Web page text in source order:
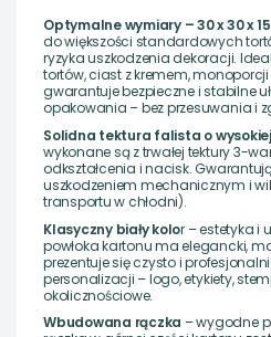
Optymalne wymiary – 30 x 30 x
do większości standardowych
ryzyka uszkodzenia dekoracji.
tortów, ciast z kremem,
gwarantuje bezpieczne i stabilne
opakowania – bez przesuwania i
Solidna tektura falista o
wykonane są z trwałej tektury 3-
odkształcenia i nacisk.
uszkodzeniem mechanicznym i
transportu w chłodni).
Klasyczny biały kolor – estetyka i
powłoka kartonu ma elegancki,
prezentuje się czysto i
personalizacji – logo, etykiety,
okolicznościowe.
Wbudowana rączka – wygodne